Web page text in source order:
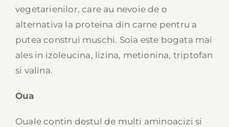
vegetarienilor, care au nevoie de o
alternativa la proteina din carne pentru a
putea construi muschi. Soia este bogata mai
ales in izoleucina, lizina, metionina, triptofan
si valina.
Oua
Ouale contin destul de multi aminoacizi si